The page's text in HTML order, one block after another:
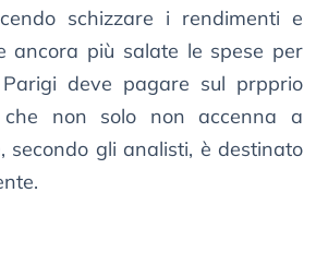
schizzare i rendimenti e
ancora più salate le spese per
deve pagare sul prpprio
che non solo non accenna a
secondo gli analisti, è destinato